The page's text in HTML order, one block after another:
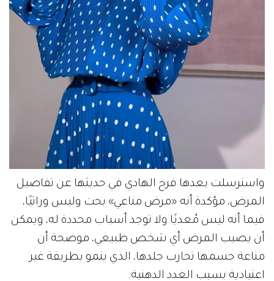
واسترسلت بعدها فرح الهادي في حديثها عن تفاصيل
المرض، مؤكدة أنه «مرض مناعي» بحت وليس وراثيًا،
فيما أنه ليس مُعديًا ولا توجد أسباب محددة له، ويمكن
أن يصيب المرض أي شخص طبيعي، موضحة أن
مناعة جسمها تحارب جلدها، الذي ينمو بطريقة غير
اعتيادية بسبب الغدد الدهنية.